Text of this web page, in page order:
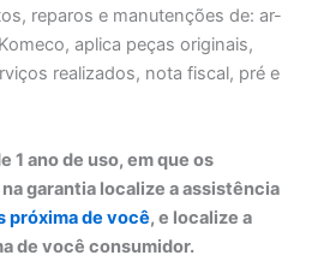
reparos e manutenções de: ar-
aplica peças originais,
realizados, nota fiscal, pré e
1 ano de uso, em que os
garantia localize a assistência
próxima de você, e localize a
de você consumidor.